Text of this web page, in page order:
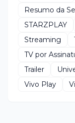
Resumo da
STARZPLAY
Streaming
TV por
Trailer
Vivo Play